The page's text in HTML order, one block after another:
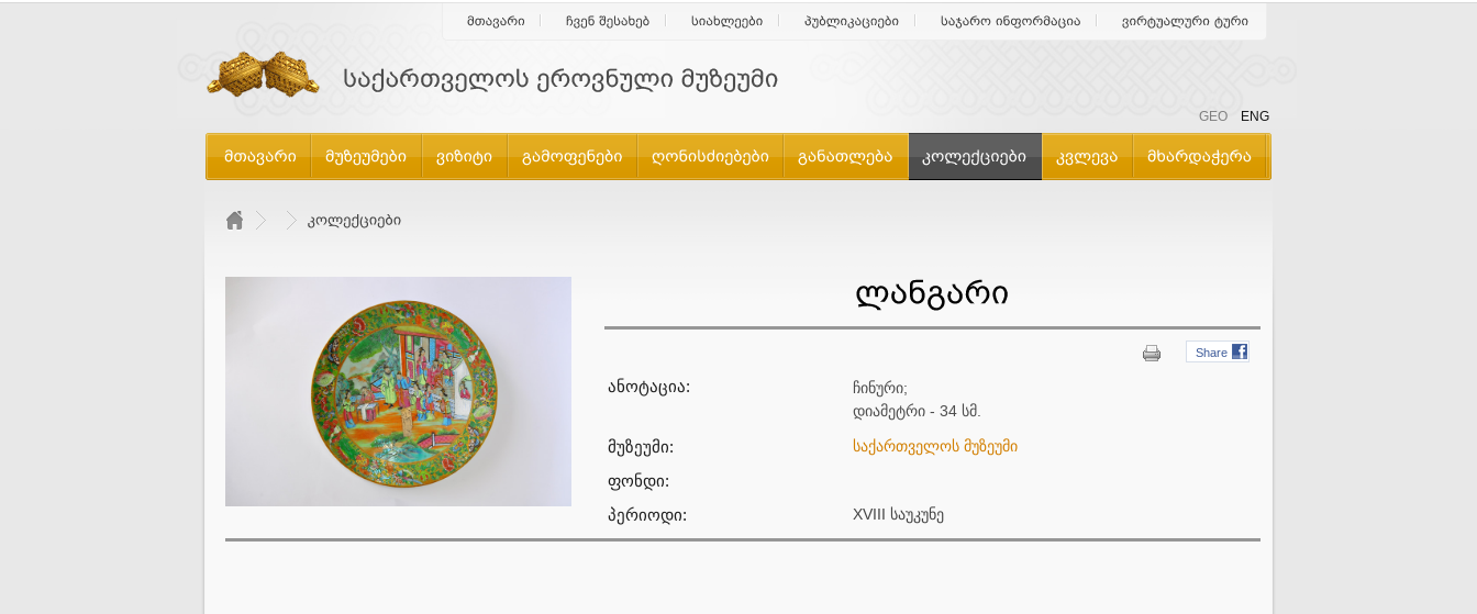
ENG
GEO
Share
ანოტაცია:
ჩინური;
დიამეტრი - 34 სმ.
მუზეუმი: საქართველოს მუზეუმი
ფონდი:
პერიოდი:
XVIII საუკუნე